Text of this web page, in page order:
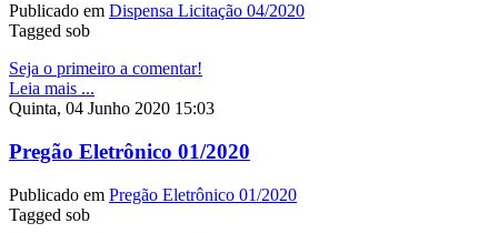
Publicado em Dispensa Licitação 04/2020
Tagged sob
Seja o primeiro a comentar!
Leia mais ...
Quinta, 04 Junho 2020 15:03
Pregão Eletrônico 01/2020
Publicado em Pregão Eletrônico 01/2020
Tagged sob